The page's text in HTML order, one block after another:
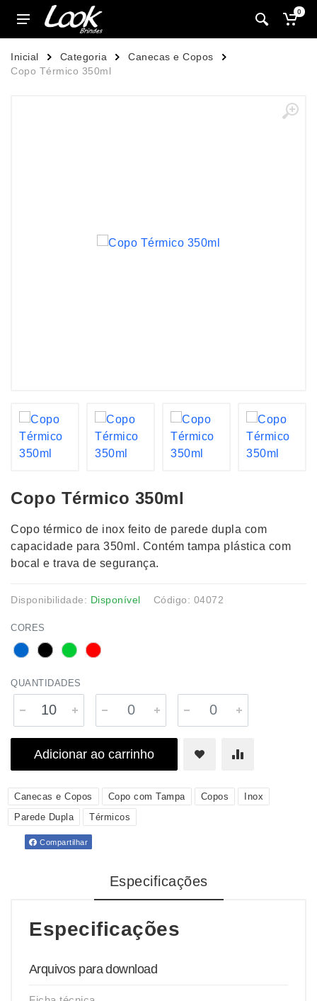
0
Inicial Categoria
Canecas e Copos
Copo Térmico 350ml
Copo Térmico 350ml
Copo térmico de inox feito de parede dupla com
capacidade para 350ml. Contém tampa plástica com
bocal e trava de segurança.
Disponibilidade: Disponível Código: 04072
CORES
QUANTIDADES
Adicionar ao carrinho
Canecas e Copos Copo com Tampa Copos
Inox
Parede Dupla
Térmicos
Compartilhar
Especificações
Especificações
Arquivos para download